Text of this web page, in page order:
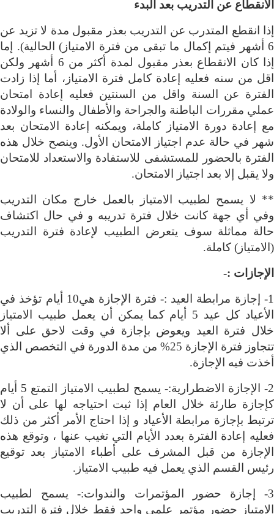
الانقطاع عن التدريب بعد البدء
إذا انقطع المتدرب عن التدريب بعذر مقبول مدة لا تزيد عن
6 أشهر فيتم إكمال ما تبقى من فترة الامتياز) الحالية). إما
إذا كان الانقطاع بعذر مقبول لمدة أكثر من 6 أشهر ولكن
اقل من سنه فعليه إعادة كامل فترة الامتياز، أما إذا زادت
الفترة عن السنة واقل من السنتين فعليه إعادة امتحان
عملي مقررات الباطنة والجراحة والأطفال والنساء والولادة
مع إعادة دورة الامتياز كاملة، ويمكنه إعادة الامتحان بعد
شهر في حالة عدم اجتياز الامتحان الأول. وينصح خلال هذه
الفترة بالحضور للمستشفى للاستفادة والاستعداد للامتحان
ولا يقبل إلا بعد اجتياز الامتحان.
** لا يسمح لطبيب الامتياز بالعمل خارج مكان التدريب
وفي أي جهة كانت خلال فترة تدريبه و في حال اكتشاف
حالة مماثلة سوف يتعرض الطبيب لإعادة فترة التدريب
(الامتياز) كاملة.
الإجازات :
-
1- إجازة مرابطة العيد :- فترة الإجازة هي10 أيام تؤخذ في
الأعياد كل عيد 5 أيام كما يمكن أن يعمل طبيب الامتياز
خلال فترة العيد ويعوض بإجازة في وقت لاحق على ألا
تتجاوز فترة الإجازة 25% من مدة الدورة في التخصص الذي
أخذت فيه الإجازة.
2- الإجازة الاضطرارية:- يسمح لطبيب الامتياز التمتع 5 أيام
كإجازة طارئة خلال العام إذا ثبت احتياجه لها على أن لا
ترتبط بإجازة مرابطة الأعياد و إذا احتاج الأمر أكثر من ذلك
فعليه إعادة الفترة بعدد الأيام التي تغيب عنها ، وتوقع هذه
الإجازة من قبل المشرف على أطباء الامتياز بعد توقيع
رئيس القسم الذي يعمل فيه طبيب الامتياز .
3- إجازة حضور المؤتمرات والندوات:- يسمح لطبيب
الامتياز حضور مؤتمر علمي واحد فقط خلال فترة التدريب